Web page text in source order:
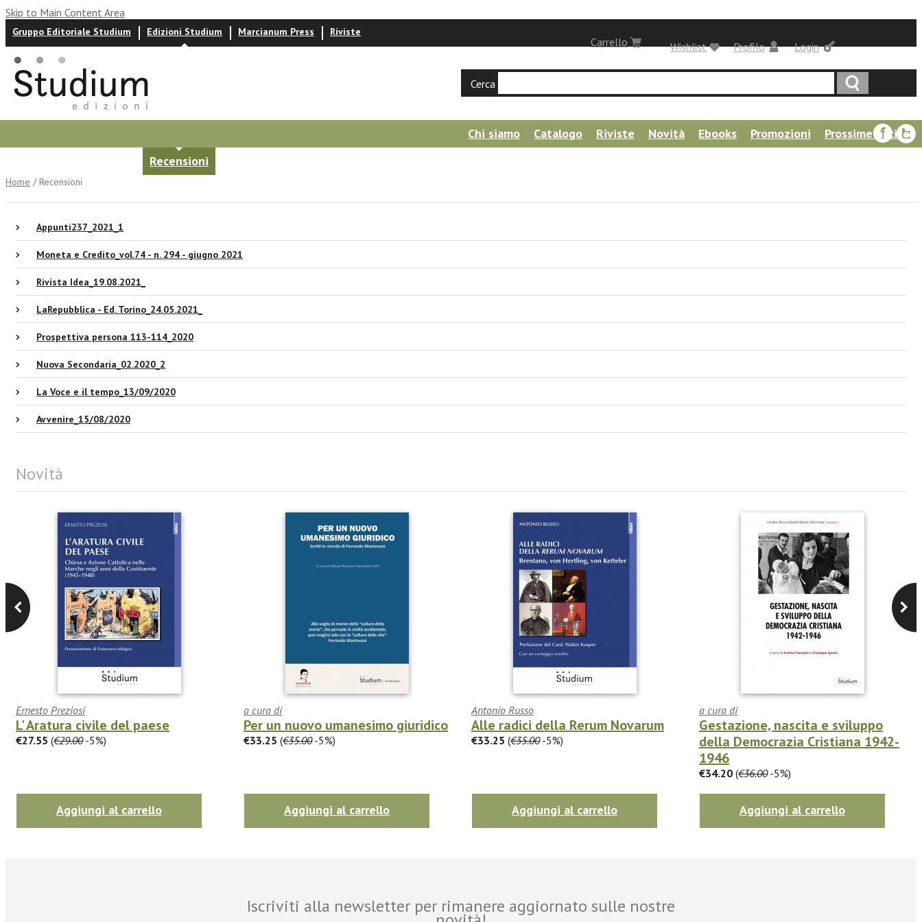
Skip to Main Content Area
Login
Carrello
Gruppo Editoriale Studium Edizioni Studium Marcianum Press Riviste
Profilo
Wishlist
Cerca
Chi siamo Catalogo Riviste Novità Ebooks Promozioni
Prossime uscite
Recensioni
Home / Recensioni
Appunti237_2021_1
Moneta e Credito_vol.74 - n. 294 - giugno 2021
Rivista Idea_19.08.2021_
LaRepubblica - Ed. Torino_24.05.2021_
Prospettiva persona 113-114_2020
Nuova Secondaria_02.2020_2
La Voce e il tempo_13/09/2020
Avvenire_15/08/2020
Novità
Ernesto Preziosi
L' Aratura civile del paese
€27.55 (€29.00-5%)
Aggiungi al carrello
a cura di
Per un nuovo umanesimo giuridico
€33.25 (€35.00-5%)
Aggiungi al carrello
Antonio Russo
Alle radici della Rerum Novarum
€33.25 (€35.00-5%)
Aggiungi al carrello
a cura di
Gestazione, nascita e sviluppo
della Democrazia Cristiana 1942-
1946
€34.20 (€36.00-5%)
Aggiungi al carrello
Iscriviti alla newsletter per rimanere aggiornato sulle nostre